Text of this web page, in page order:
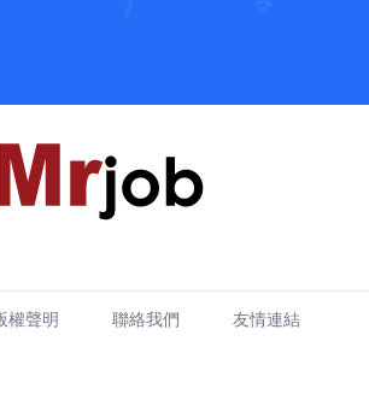
權聲明 聯絡我們 友情連結